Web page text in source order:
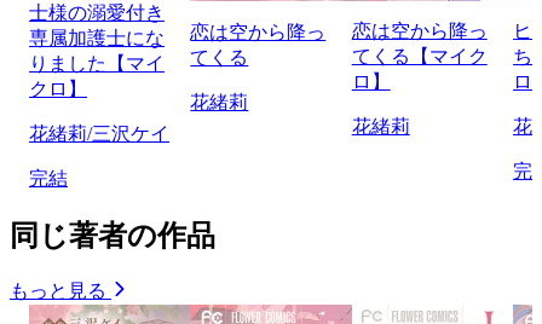
士様の溺愛付き
専属加護士にな
りました【マイ
クロ】
花緒莉/三沢ケイ
完結
恋は空から降っ
てくる
花緒莉
恋は空から降っ
てくる【マイク
ロ】
花緒莉
ヒ
ち
ロ
花
完
同じ著者の作品
もっと見る